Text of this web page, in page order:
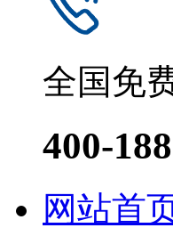
全国免
400-
网站首